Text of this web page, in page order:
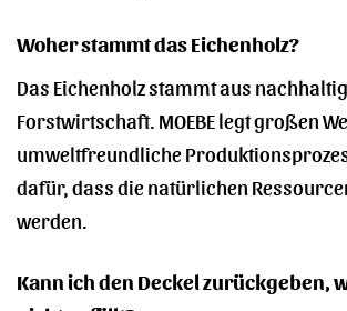
Woher stammt das Eichenholz?
Das Eichenholz stammt aus
Forstwirtschaft. MOEBE legt großen
umweltfreundliche
dafür, dass die natürlichen
werden.
Kann ich den Deckel zurückgeben,